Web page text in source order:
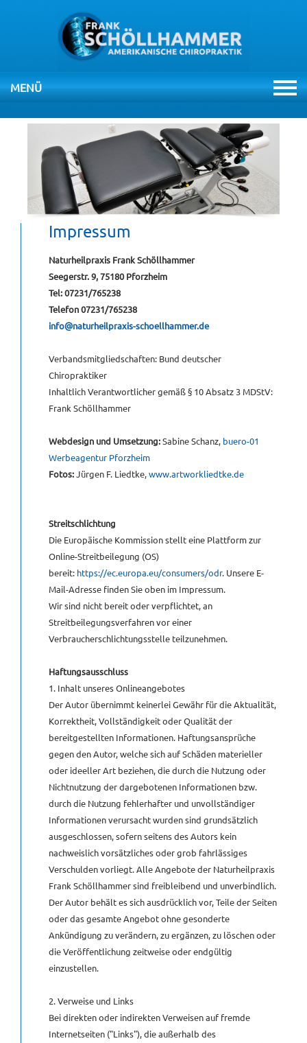
MENÜ
ÜBERSPRINGEN
HOME
PRAXIS
THERAPIEN
VIDEOS
GÄSTEBUCH
Impressum
Naturheilpraxis Frank Schöllhammer
Seegerstr. 9, 75180 Pforzheim
Tel: 07231/765238
Telefon 07231/765238
info@naturheilpraxis-schoellhammer.de
Verbandsmitgliedschaften: Bund deutscher
Chiropraktiker
Inhaltlich Verantwortlicher gemäß § 10 Absatz 3 MDStV:
Frank Schöllhammer
Webdesign und Umsetzung:Sabine Schanz, buero-01
Werbeagentur Pforzheim
Fotos:Jürgen F. Liedtke,www.artworkliedtke.de
Streitschlichtung
Die Europäische Kommission stellt eine Plattform zur
Online-Streitbeilegung (OS)
bereit: https://ec.europa.eu/consumers/odr. Unsere E-
Mail-Adresse finden Sie oben im Impressum.
Wir sind nicht bereit oder verpflichtet, an
Streitbeilegungsverfahren vor einer
Verbraucherschlichtungsstelle teilzunehmen.
Haftungsausschluss
1. Inhalt unseres Onlineangebotes
Der Autor übernimmt keinerlei Gewähr für die Aktualität,
Korrektheit, Vollständigkeit oder Qualität der
bereitgestellten Informationen. Haftungsansprüche
gegen den Autor, welche sich auf Schäden materieller
oder ideeller Art beziehen, die durch die Nutzung oder
Nichtnutzung der dargebotenen Informationen bzw.
durch die Nutzung fehlerhafter und unvollständiger
Informationen verursacht wurden sind grundsätzlich
ausgeschlossen, sofern seitens des Autors kein
nachweislich vorsätzliches oder grob fahrlässiges
Verschulden vorliegt. Alle Angebote der Naturheilpraxis
Frank Schöllhammer sind freibleibend und unverbindlich.
Der Autor behält es sich ausdrücklich vor, Teile der Seiten
oder das gesamte Angebot ohne gesonderte
Ankündigung zu verändern, zu ergänzen, zu löschen oder
die Veröffentlichung zeitweise oder endgültig
einzustellen.
2. Verweise und Links
Bei direkten oder indirekten Verweisen auf fremde
Internetseiten ("Links"), die außerhalb des